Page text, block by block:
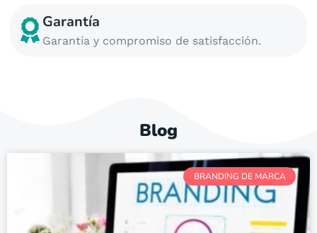
Garantía
Garantía y compromiso de satisfacción.
Blog
BRANDING DE MARCA